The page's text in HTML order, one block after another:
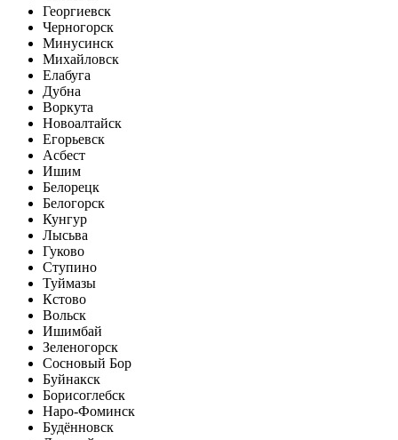
Георгиевск
Черногорск
Минусинск
Михайловск
Елабуга
Дубна
Воркута
Новоалтайск
Егорьевск
Асбест
Ишим
Белорецк
Белогорск
Кунгур
Лысьва
Гуково
Ступино
Туймазы
Кстово
Вольск
Ишимбай
Зеленогорск
Сосновый Бор
Буйнакск
Борисоглебск
Наро-Фоминск
Будённовск